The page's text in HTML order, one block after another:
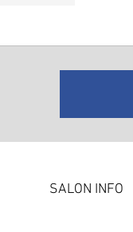
SALON INFO